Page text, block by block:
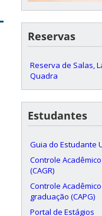
Reservas
Reserva de Salas,
Quadra
Estudantes
Guia do Estudante
Controle
(CAGR)
Controle
graduação (CAPG)
Portal de Estágios